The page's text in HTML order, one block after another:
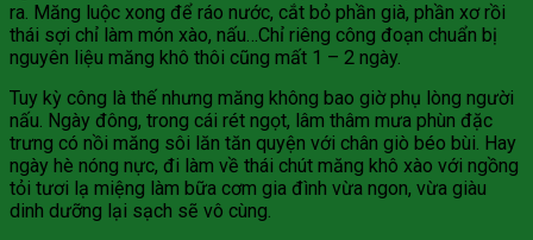
ra. Măng luộc xong để ráo nước, cắt bỏ phần già, phần xơ rồi
thái sợi chỉ làm món xào, nấu…Chỉ riêng công đoạn chuẩn bị
nguyên liệu măng khô thôi cũng mất 1 – 2 ngày.
Tuy kỳ công là thế nhưng măng không bao giờ phụ lòng người
nấu. Ngày đông, trong cái rét ngọt, lâm thâm mưa phùn đặc
trưng có nồi măng sôi lăn tăn quyện với chân giò béo bùi. Hay
ngày hè nóng nực, đi làm về thái chút măng khô xào với ngồng
tỏi tươi lạ miệng làm bữa cơm gia đình vừa ngon, vừa giàu
dinh dưỡng lại sạch sẽ vô cùng.